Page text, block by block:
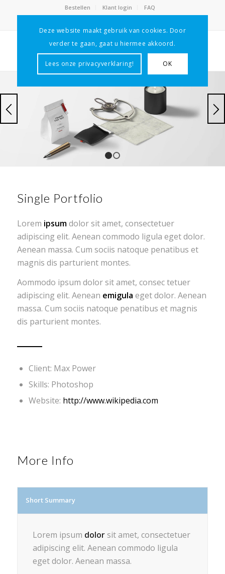
Bestellen Klant login
FAQ
Single Portfolio
Lorem ipsumdolor sit amet, consectetuer
adipiscing elit. Aenean commodo ligula eget dolor.
Aenean massa. Cum sociis natoque penatibus et
magnis dis parturient montes.
Aommodo ipsum dolor sit amet, consec tetuer
adipiscing elit. Aenean emigula eget dolor. Aenean
massa. Cum sociis natoque penatibus et magnis
dis parturient montes.
Client: Max Power
Skills: Photoshop
Website: http://www.wikipedia.com
More Info
Short Summary
Lorem ipsum dolorsit amet, consectetuer
adipiscing elit. Aenean commodo ligula
eget dolor. Aenean massa.
Deze website maakt gebruik van cookies. Door
verder te gaan, gaat u hiermee akkoord.
Lees onze privacyverklaring! OK